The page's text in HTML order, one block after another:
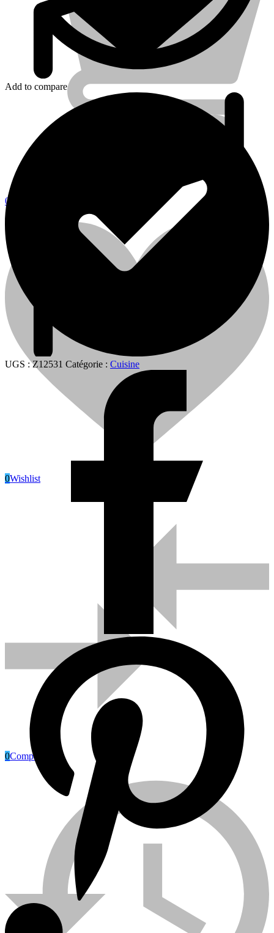
0
0Wishlist
0Compare
Add to compare
UGS :Z12531 Catégorie : Cuisine